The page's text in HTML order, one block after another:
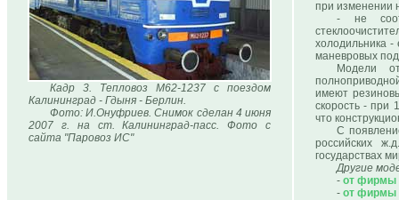
Кадр 3. Тепловоз М62-1237 с поездом
Калининград - Гдыня - Берлин.
Фото: И.Онуфриев. Снимок сделан 4 июня
2007 г. на ст. Калининград-пасс. Фото с
сайта "Паровоз ИС"
при изменении
- не
холодильника -
маневровых
Модели
имеют
скорость - при
что
С
российских
государствах
Другие
- от фирмы
- от фирмы